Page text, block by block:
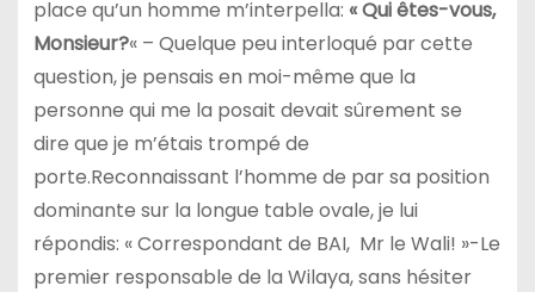
place qu’un homme m’interpella: « Qui êtes-vous,
Monsieur?« – Quelque peu interloqué par cette
question, je pensais en moi-même que la
personne qui me la posait devait sûrement se
dire que je m’étais trompé de
porte.Reconnaissant l’homme de par sa position
dominante sur la longue table ovale, je lui
répondis: « Correspondant de BAI, Mr le Wali! »-Le
premier responsable de la Wilaya, sans hésiter